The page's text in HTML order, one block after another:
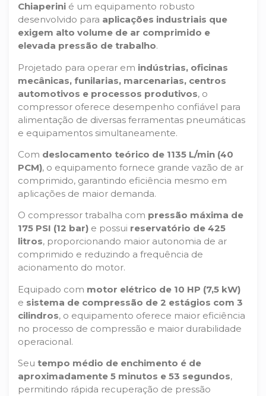
Chiaperini é um equipamento robusto
desenvolvido para aplicações industriais que
exigem alto volume de ar comprimido e
elevada pressão de trabalho.
Projetado para operar em indústrias, oficinas
mecânicas, funilarias, marcenarias, centros
automotivos e processos produtivos, o
compressor oferece desempenho confiável para
alimentação de diversas ferramentas pneumáticas
e equipamentos simultaneamente.
Com deslocamento teórico de 1135 L/min (40
PCM), o equipamento fornece grande vazão de ar
comprimido, garantindo eficiência mesmo em
aplicações de maior demanda.
O compressor trabalha com pressão máxima de
175 PSI (12 bar) e possui reservatório de 425
litros, proporcionando maior autonomia de ar
comprimido e reduzindo a frequência de
acionamento do motor.
Equipado com motor elétrico de 10 HP (7,5 kW)
e sistema de compressão de 2 estágios com 3
cilindros, o equipamento oferece maior eficiência
no processo de compressão e maior durabilidade
operacional.
Seu tempo médio de enchimento é de
aproximadamente 5 minutos e 53 segundos,
permitindo rápida recuperação de pressão